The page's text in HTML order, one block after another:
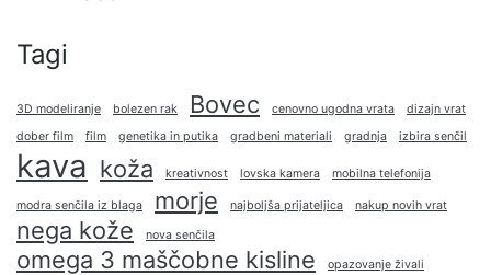
Tagi
3D modeliranje bolezen rak Bovec cenovno ugodna vrata
dizajn vrat
dober film
film genetika in putika gradbeni materiali gradnja izbira senčil
kava koža kreativnost lovska kamera mobilna telefonija
modra senčila iz blaga morje najboljša prijateljica nakup novih vrat
nega kože nova senčila
omega 3 maščobne kisline
opazovanje živali